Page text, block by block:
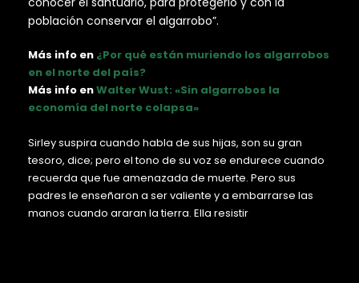
población conservar el algarrobo”.
Más info en ¿Por qué están muriendo los algarrobos
en el norte del país?
Más info enWalter Wust: «Sin algarrobos la
economía del norte colapsa»
Sirley suspira cuando habla de sus hijas, son su gran
tesoro, dice; pero el tono de su voz se endurece cuando
recuerda que fue amenazada de muerte. Pero sus
padres le enseñaron a ser valiente y a embarrarse las
manos cuando araran la tierra. Ella resistir